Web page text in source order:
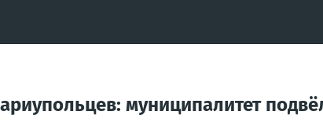
муниципалитет